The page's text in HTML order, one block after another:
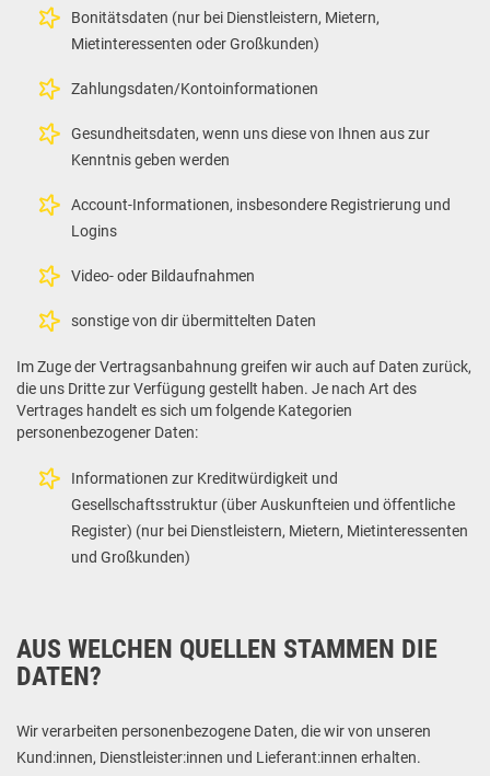
Bonitätsdaten (nur bei Dienstleistern, Mietern,
Mietinteressenten oder Großkunden)
Zahlungsdaten/Kontoinformationen
Gesundheitsdaten, wenn uns diese von Ihnen aus zur
Kenntnis geben werden
Account-Informationen, insbesondere Registrierung und
Logins
Video- oder Bildaufnahmen
sonstige von dir übermittelten Daten
Im Zuge der Vertragsanbahnung greifen wir auch auf Daten zurück,
die uns Dritte zur Verfügung gestellt haben. Je nach Art des
Vertrages handelt es sich um folgende Kategorien
personenbezogener Daten:
Informationen zur Kreditwürdigkeit und
Gesellschaftsstruktur (über Auskunfteien und öffentliche
Register) (nur bei Dienstleistern, Mietern, Mietinteressenten
und Großkunden)
AUS WELCHEN QUELLEN STAMMEN DIE
DATEN?
Wir verarbeiten personenbezogene Daten, die wir von unseren
Kund:innen, Dienstleister:innen und Lieferant:innen erhalten.